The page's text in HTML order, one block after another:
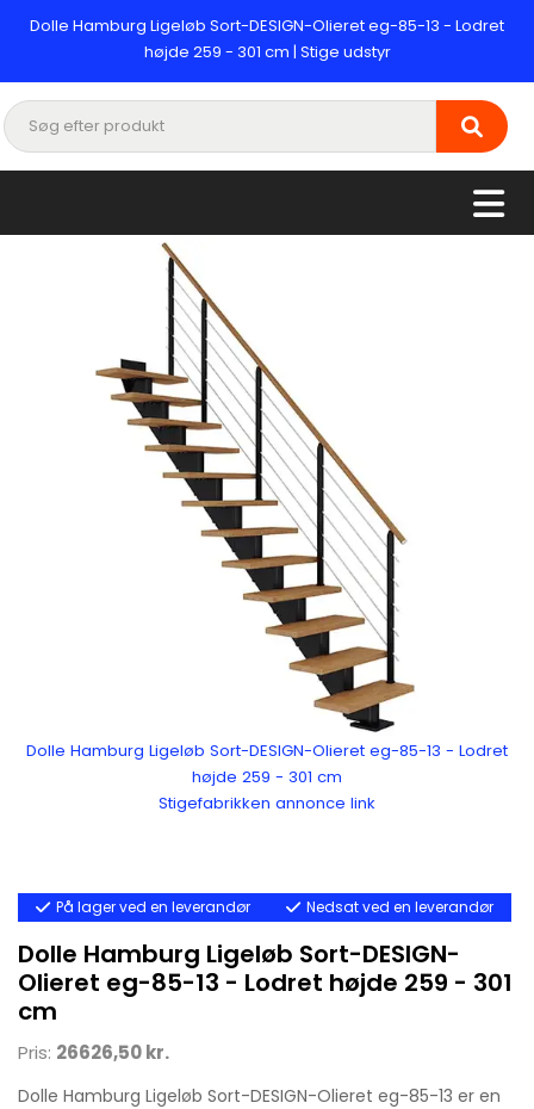
Dolle Hamburg Ligeløb Sort-DESIGN-Olieret eg-85-13 - Lodret
højde 259 - 301 cm | Stige udstyr
Dolle Hamburg Ligeløb Sort-DESIGN-Olieret eg-85-13 - Lodret
højde 259 - 301 cm
Stigefabrikken annonce link
På lager ved en leverandør Nedsat ved en leverandør
Dolle Hamburg Ligeløb Sort-DESIGN-
Olieret eg-85-13 - Lodret højde 259 - 301
cm
Pris: 26626,50 kr.
Dolle Hamburg Ligeløb Sort-DESIGN-Olieret eg-85-13 er en